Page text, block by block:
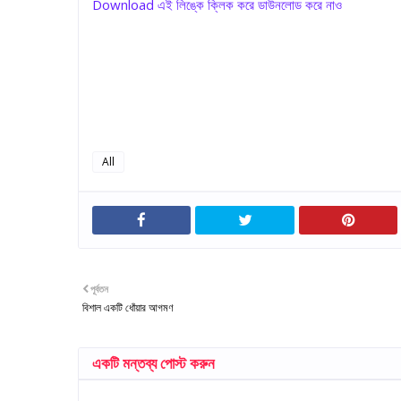
Download এই লিঙ্কে ক্লিক করে ডাউনলোড করে নাও
All
পূর্বতন
বিশাল একটি ধোঁয়ার আগমণ
একটি মন্তব্য পোস্ট করুন